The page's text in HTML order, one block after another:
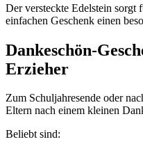
Der versteckte Edelstein sorgt
einfachen Geschenk einen
Dankeschön-
Erzieher
Zum Schuljahresende oder
Eltern nach einem kleinen
Beliebt sind: